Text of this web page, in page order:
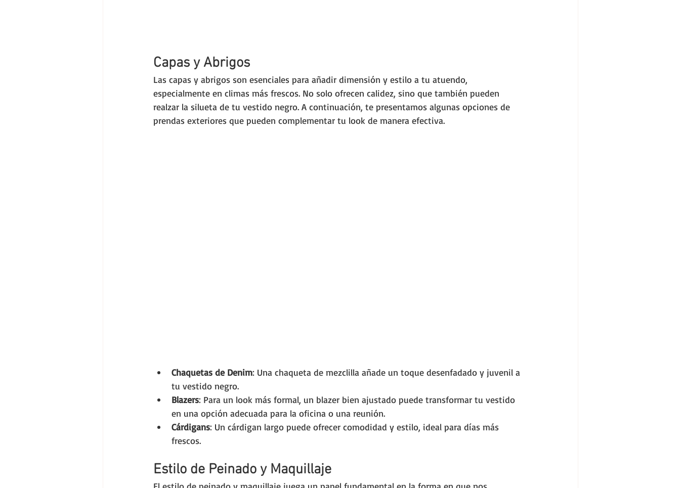
Capas y Abrigos
Las capas y abrigos son esenciales para añadir dimensión y estilo a tu atuendo,
especialmente en climas más frescos. No solo ofrecen calidez, sino que también pueden
realzar la silueta de tu vestido negro. A continuación, te presentamos algunas opciones de
prendas exteriores que pueden complementar tu look de manera efectiva.
Chaquetas de Denim: Una chaqueta de mezclilla añade un toque desenfadado y juvenil a
tu vestido negro.
Blazers: Para un look más formal, un blazer bien ajustado puede transformar tu vestido
en una opción adecuada para la oficina o una reunión.
Cárdigans: Un cárdigan largo puede ofrecer comodidad y estilo, ideal para días más
frescos.
Estilo de Peinado y Maquillaje